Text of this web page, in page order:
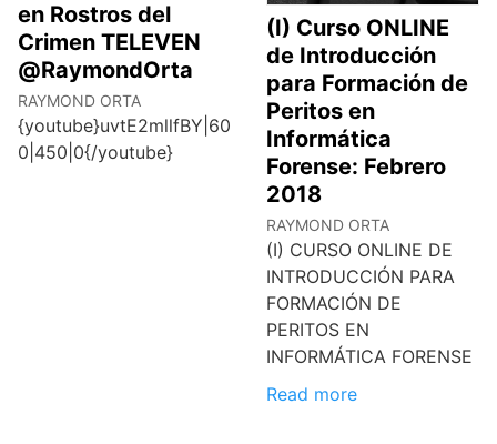
en Rostros del
Crimen TELEVEN
@RaymondOrta
RAYMOND ORTA
{youtube}uvtE2mllfBY|60
0|450|0{/youtube}
(I) Curso ONLINE
de Introducción
para Formación de
Peritos en
Informática
Forense: Febrero
2018
RAYMOND ORTA
(I) CURSO ONLINE DE
INTRODUCCIÓN PARA
FORMACIÓN DE
PERITOS EN
INFORMÁTICA FORENSE
Read more